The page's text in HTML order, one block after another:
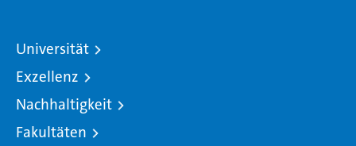
Universität
Exzellenz
Nachhaltigkeit
Fakultäten